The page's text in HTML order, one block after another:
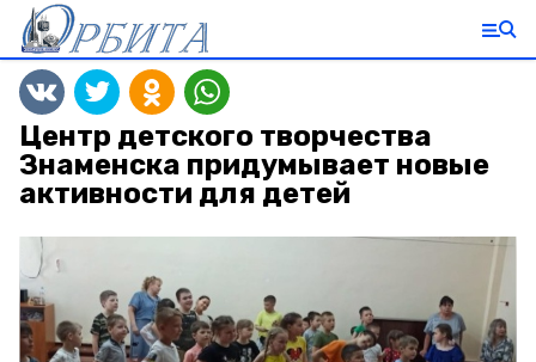
Центр детского творчества
Знаменска придумывает новые
активности для детей